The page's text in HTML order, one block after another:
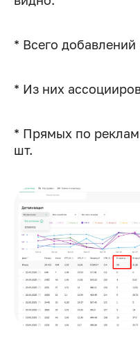
* Всего
* Из них
* Прямых по
шт.